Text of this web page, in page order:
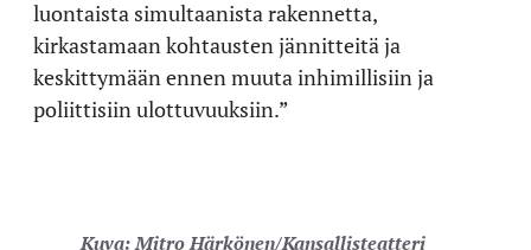
luontaista simultaanista rakennetta,
kirkastamaan kohtausten jännitteitä ja
keskittymään ennen muuta inhimillisiin ja
poliittisiin ulottuvuuksiin.”
Kuva: Mitro Härkönen/Kansallisteatteri